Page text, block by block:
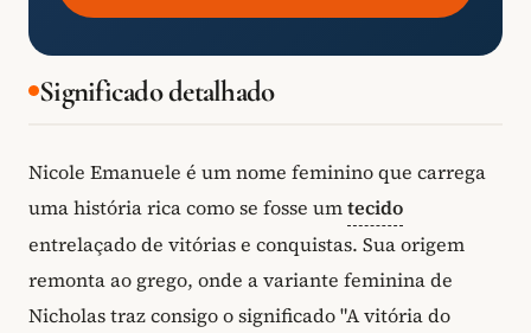
Significado detalhado
Nicole Emanuele é um nome feminino que carrega
uma história rica como se fosse umtecido
entrelaçado de vitórias e conquistas. Sua origem
remonta ao grego, onde a variante feminina de
Nicholas traz consigo o significado "A vitória do